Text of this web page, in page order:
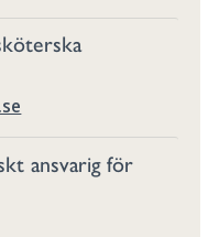
ansvarig för